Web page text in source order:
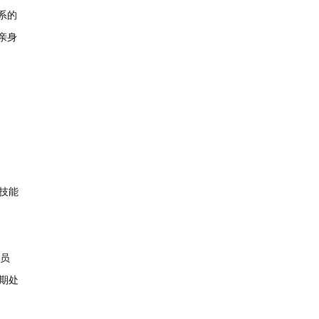
的
身
能
处